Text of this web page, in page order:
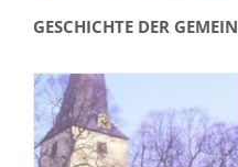
GESCHICHTE DER